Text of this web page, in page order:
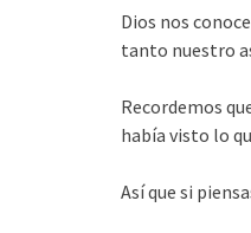
Dios nos
tanto nuestro
Recordemos
había visto lo
Así que si